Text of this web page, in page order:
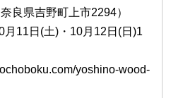
良県吉野町上市2294）
月11日(土)・10月12日(日)1
yoshino-wood-